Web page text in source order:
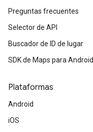
Preguntas frecuentes
Selector de API
Buscador de ID de lugar
SDK de Maps para Android
Plataformas
Android
iOS